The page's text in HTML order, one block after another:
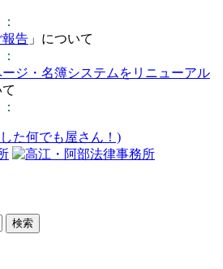
報告 」について
ジ・名簿システムをリニューアル